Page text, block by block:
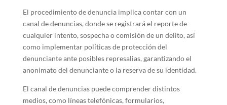
El procedimiento de denuncia implica contar con un
canal de denuncias, donde se registrará el reporte de
cualquier intento, sospecha o comisión de un delito, así
como implementar políticas de protección del
denunciante ante posibles represalias, garantizando el
anonimato del denunciante o la reserva de su identidad.
El canal de denuncias puede comprender distintos
medios, como líneas telefónicas, formularios,